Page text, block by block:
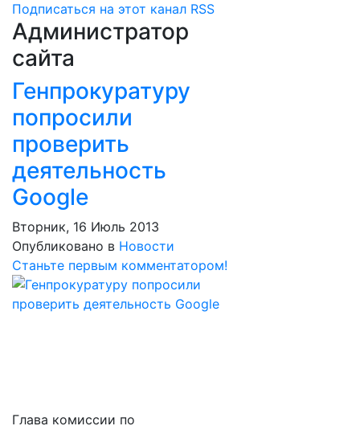
Подписаться на этот канал RSS
Администратор
сайта
Генпрокуратуру
попросили
проверить
деятельность
Google
Вторник, 16 Июль 2013
Опубликовано в Новости
Станьте первым комментатором!
Глава комиссии по